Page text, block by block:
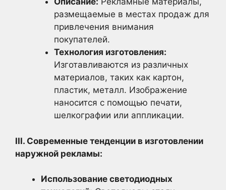
размещаемые в местах продаж для
привлечения внимания
покупателей.
Технология изготовления:
Изготавливаются из различных
материалов, таких как картон,
пластик, металл. Изображение
наносится с помощью печати,
шелкографии или аппликации.
III. Современные тенденции в изготовлении
наружной рекламы:
Использование светодиодных